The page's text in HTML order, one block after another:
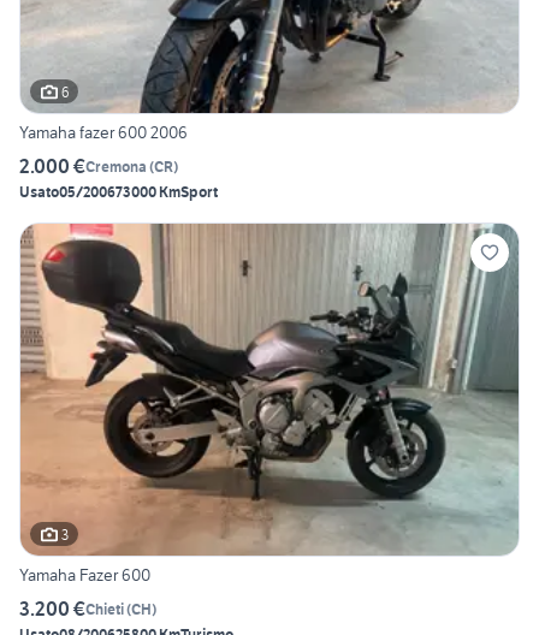
6
Yamaha fazer 600 2006
2.000 €Cremona (CR)
Usato05/200673000 KmSport
3
Yamaha Fazer 600
3.200 €Chieti(CH)